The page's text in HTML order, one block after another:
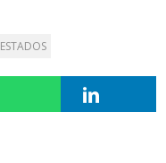
ESTADOS